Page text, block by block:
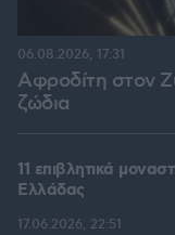
Αφροδίτη στον
ζώδια
06.08.2026, 17:31
11 επιβλητικά
Ελλάδας
17.06.2026, 22:51